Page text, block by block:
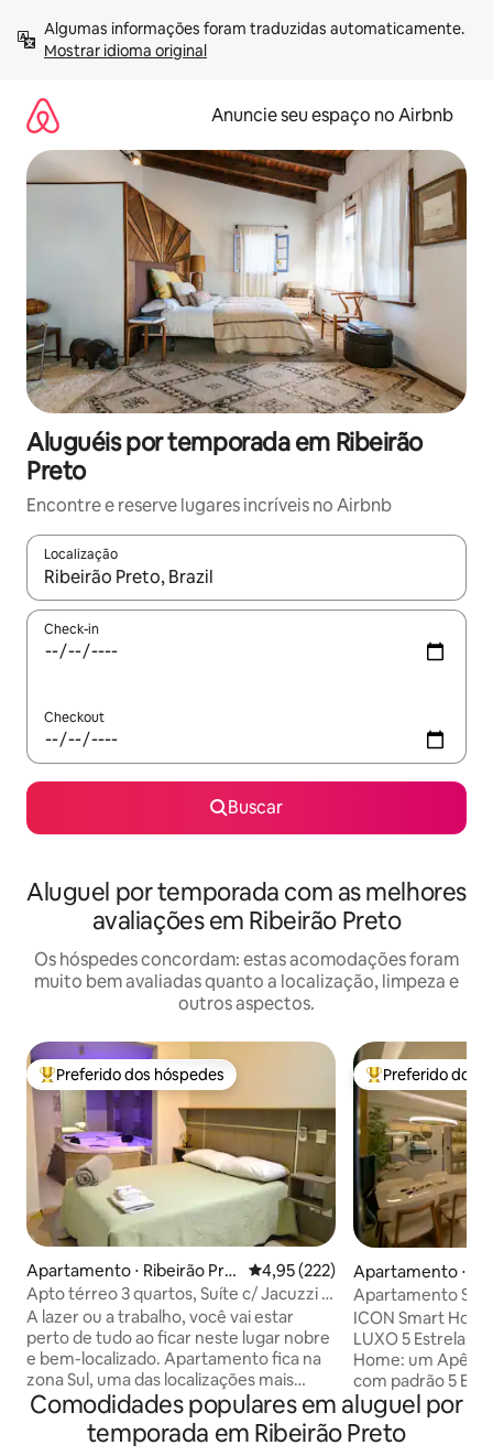
para
Mostrar idioma original
Anuncie seu espaço no Airbnb
Aluguéis por temporada em Ribeirão
Preto
Encontre e reserve lugares incríveis no Airbnb
Localização
Quando os resultados estiverem disponíveis, explore-os
Check-in
Checkout
Buscar
Aluguel por temporada com as melhores
avaliações em Ribeirão Preto
Os hóspedes concordam: estas acomodações foram
muito bem avaliadas quanto a localização, limpeza e
outros aspectos.
Entre os melhores preferidos dos hóspedes
Preferido dos hóspedes
Apartamento ⋅ Ribeirão Pre
to
4,95 de uma avaliação média de
4,95 (222)
Apto térreo 3 quartos, Suíte c/ Jacuzzi e
Quintal
A lazer ou a trabalho, você vai estar
perto de tudo ao ficar neste lugar nobre
e bem-localizado. Apartamento fica na
zona Sul, uma das localizações mais
estruturadas e privilegiadas de Ribeirão
quintal, e fácil acesso inclusive para
Entre os
Preferido dos
Apartamento ⋅
Apartamento
ICON Smart
LUXO 5 Estrelas Descubra o ICON Smart
Home: um Apê
com padrão 5
Zona Sul. Modernidade e conforto
exclusivo em
a apenas 3
Comodidades populares em aluguel por
temporada em Ribeirão Preto